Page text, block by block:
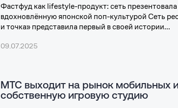
Фастфуд как lifestyle-продукт: сеть
вдохновлённую японской поп-культурой Сеть
и точка» представила первый в своей истории...
09.07.2025
МТС выходит на рынок мобильных
собственную игровую студию